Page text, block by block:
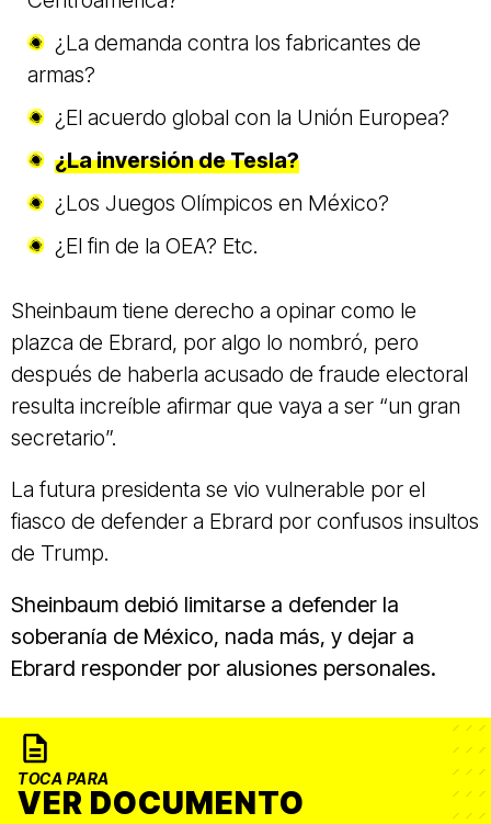
¿La demanda contra los fabricantes de
armas?
¿El acuerdo global con la Unión Europea?
¿La inversión de Tesla?
¿Los Juegos Olímpicos en México?
¿El fin de la OEA? Etc.
Sheinbaum tiene derecho a opinar como le
plazca de Ebrard, por algo lo nombró, pero
después de haberla acusado de fraude electoral
resulta increíble afirmar que vaya a ser “un gran
secretario”.
La futura presidenta se vio vulnerable por el
fiasco de defender a Ebrard por confusos insultos
de Trump.
Sheinbaum debió limitarse a defender la
soberanía de México, nada más, y dejar a
Ebrard responder por alusiones personales.
TOCA PARA
VER DOCUMENTO